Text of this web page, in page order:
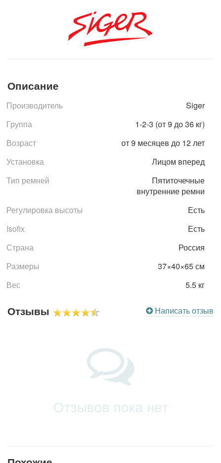
Описание
Производитель
Siger
Группа
1-2-3 (от 9 до 36 кг)
Возраст
от 9 месяцев до 12 лет
Установка
Лицом вперед
Тип ремней
Пятиточечные
внутренние ремни
Регулировка высоты
Есть
Isofix
Есть
Страна
Россия
Размеры
37×40×65 см
Вес
5.5 кг
Написать отзыв
Отзывы
Отзывов пока нет